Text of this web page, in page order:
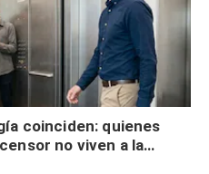
coinciden: quienes
no viven a la
social